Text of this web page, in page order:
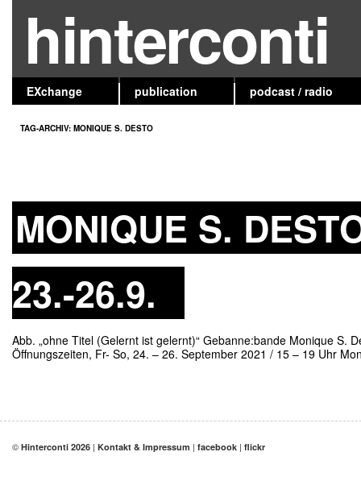
hinterconti
EXchange publication podcast / radio
TAG-ARCHIV: MONIQUE S. DESTO
MONIQUE S.
23.-26.9.
Abb. „ohne Titel (Gelernt ist gelernt)“ Gebanne:bande Monique S.
Öffnungszeiten, Fr- So, 24. – 26. September 2021 / 15 – 19 Uhr
© Hinterconti 2026 | Kontakt & Impressum | facebook | flickr